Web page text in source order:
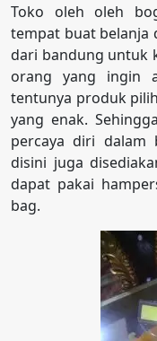
Toko oleh oleh
tempat buat belanja
dari bandung untuk
orang yang ingin
tentunya produk
yang enak.
percaya diri dalam
disini juga
dapat pakai
bag.